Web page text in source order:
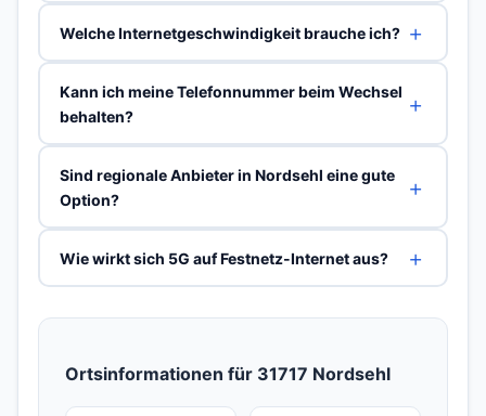
Welche Internetgeschwindigkeit brauche ich?
Kann ich meine Telefonnummer beim Wechsel
behalten?
Sind regionale Anbieter in Nordsehl eine gute
Option?
Wie wirkt sich 5G auf Festnetz-Internet aus?
Ortsinformationen für 31717 Nordsehl